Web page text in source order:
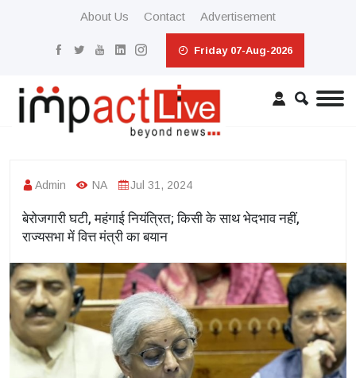
About Us Contact Advertisement
Friday 07-Aug-2026
Admin NA Jul 31, 2024
बेरोजगारी घटी, महंगाई नियंत्रित; किसी के साथ भेदभाव नहीं,
राज्यसभा में वित्त मंत्री का बयान